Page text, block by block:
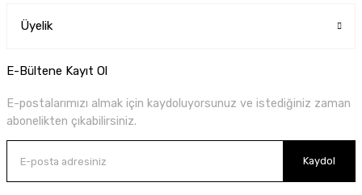
Üyelik
E-Bültene Kayıt Ol
E-postalarımızı almak için kaydoluyorsunuz ve istediğiniz zaman
abonelikten çıkabilirsiniz.
Kaydol